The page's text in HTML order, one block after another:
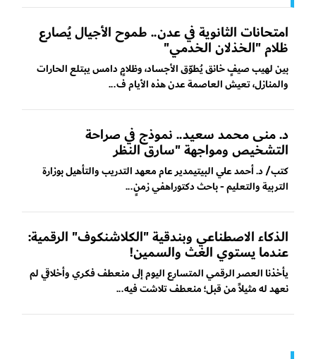
امتحانات الثانوية في عدن.. طموح الأجيال يُصارع
ظلام "الخذلان الخدمي"
بين لهيب صيفٍ خانق يُطوّق الأجساد، وظلامٍ دامس يبتلع الحارات
والمنازل، تعيش العاصمة عدن هذه الأيام ف...
د. منى محمد سعيد.. نموذج في صراحة
التشخيص ومواجهة "سارق النظر
كتب/ د. أحمد علي البيتيمدير عام معهد التدريب والتأهيل بوزارة
التربية والتعليم - باحث دكتوراهفي زمنٍ...
الذكاء الاصطناعي وبندقية "الكلاشنكوف" الرقمية:
عندما يستوي الغث والسمين!
يأخذنا العصر الرقمي المتسارع اليوم إلى منعطف فكري وأخلاقي لم
نعهد له مثيلاً من قبل؛ منعطف تلاشت فيه...